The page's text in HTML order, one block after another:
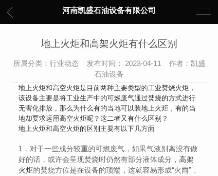
河南凯盛石油设备有限公司
地上火炬和高架火炬有什么区别
所属分类：行业动态 发布时间： 2023-04-11 作者：凯盛
石油设备
地上火炬和高空火炬是目前两种主要类型的工业焚烧火炬，
该设备主要是将工业生产中的可燃废气通过焚烧的方式进行
无害化排放，那么为什么有的当地可以装地上火炬，有的当
地却要求运用高空火炬呢？这二者又有什么区别？
地上火炬和高空火炬的区别主要有以下几方面
1，对于一些成分较重的可燃废气，如果气液别离没有做
好的话，或许会呈现焚烧时仍然有部分液体成分，高架
火炬的焚烧方位是在设备的顶端，这就容易形成“火雨”，